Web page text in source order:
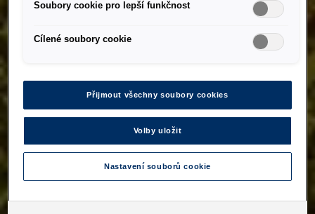
Soubory cookie pro lepší funkčnost
Cílené soubory cookie
Přijmout všechny soubory cookies
Volby uložit
Nastavení souborů cookie